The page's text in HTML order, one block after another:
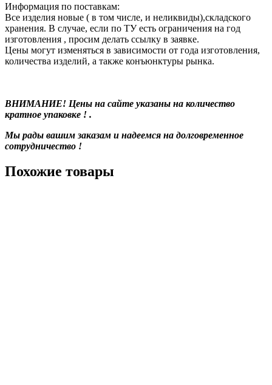
Информация по поставкам:
Все изделия новые ( в том числе, и неликвиды),складского
хранения. В случае, если по ТУ есть ограничения на год
изготовления , просим делать ссылку в заявке.
Цены могут изменяться в зависимости от года изготовления,
количества изделий, а также конъюнктуры рынка.
ВНИМАНИЕ! Цены на сайте указаны на количество
кратное упаковке ! .
Мы рады вашим заказам и надеемся на долговременное
сотрудничество !
Похожие товары